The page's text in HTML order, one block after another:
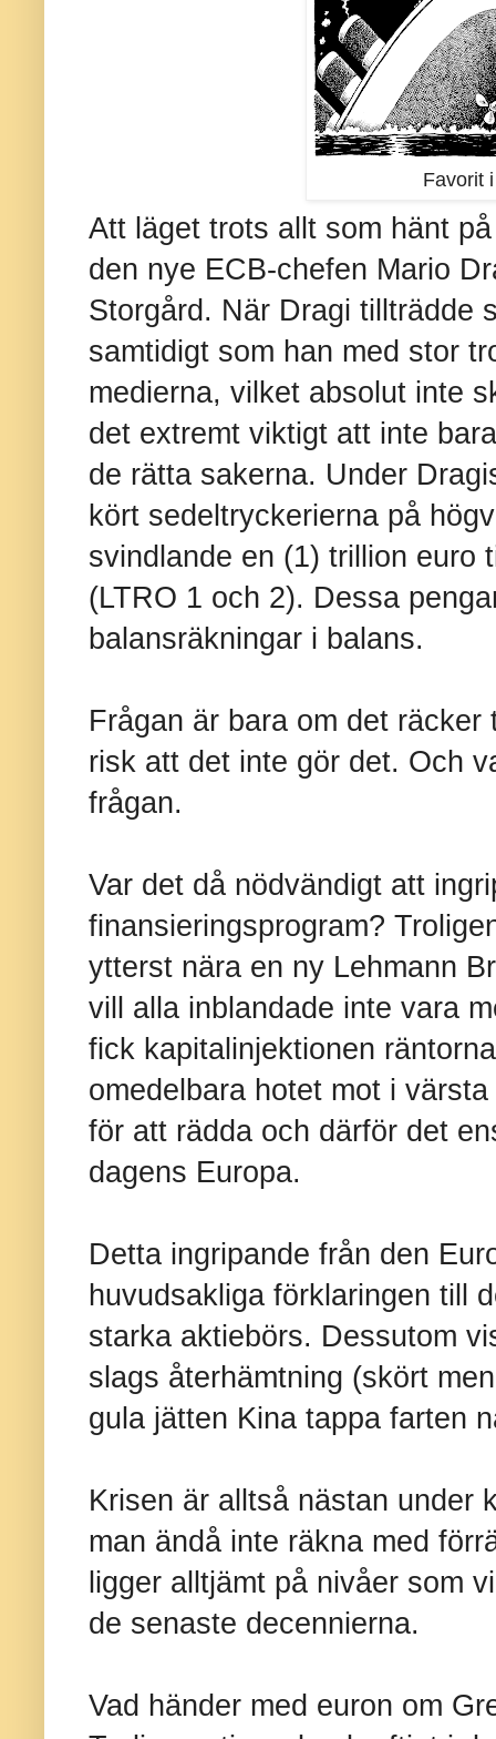
Favorit
Att läget trots allt som hänt
den nye ECB-chefen Mario
Storgård. När Dragi tillträdde
samtidigt som han med stor
medierna, vilket absolut inte
det extremt viktigt att inte
de rätta sakerna. Under
kört sedeltryckerierna på
svindlande en (1) trillion euro
(LTRO 1 och 2). Dessa
balansräkningar i balans.
Frågan är bara om det
risk att det inte gör det. Och
frågan.
Var det då nödvändigt att
finansieringsprogram?
ytterst nära en ny Lehmann
vill alla inblandade inte vara
fick kapitalinjektionen
omedelbara hotet mot i
för att rädda och därför det
dagens Europa.
Detta ingripande från den
huvudsakliga förklaringen till
starka aktiebörs. Dessutom
slags återhämtning (skört
gula jätten Kina tappa farten
Krisen är alltså nästan under
man ändå inte räkna med
ligger alltjämt på nivåer som
de senaste decennierna.
Vad händer med euron om